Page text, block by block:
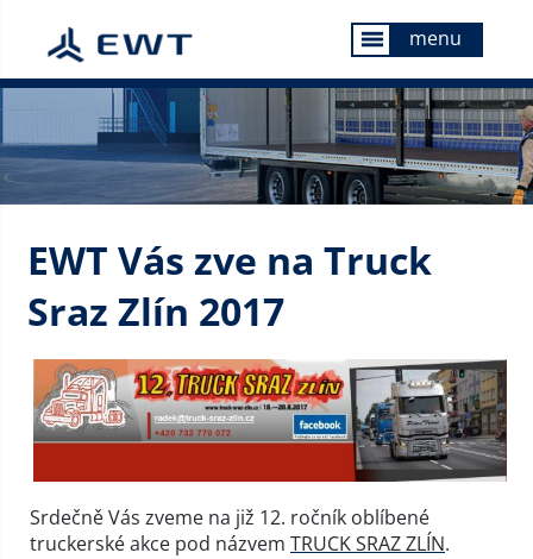
menu menu
EWT Vás zve na Truck
Sraz Zlín 2017
Srdečně Vás zveme na již 12. ročník oblíbené
truckerské akce pod názvem TRUCK SRAZ ZLÍN.